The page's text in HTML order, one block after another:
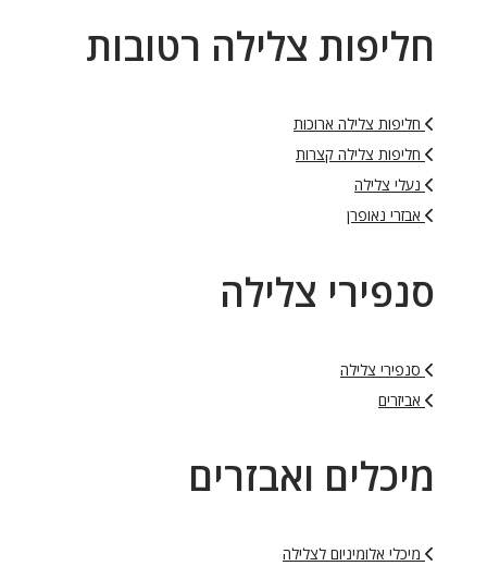
צלילה רטובות
חליפות צלילה ארוכות
חליפות צלילה קצרות
נעלי צלילה
אבזרי נאופרן
צלילה
סנפירי צלילה
ואבזרים
מיכלי אלומיניום לצלילה